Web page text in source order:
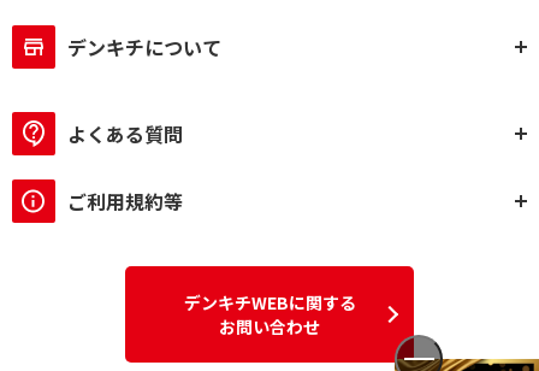
デンキチについて
よくある質問
ご利用規約等
デンキチWEBに関する
お問い合わせ